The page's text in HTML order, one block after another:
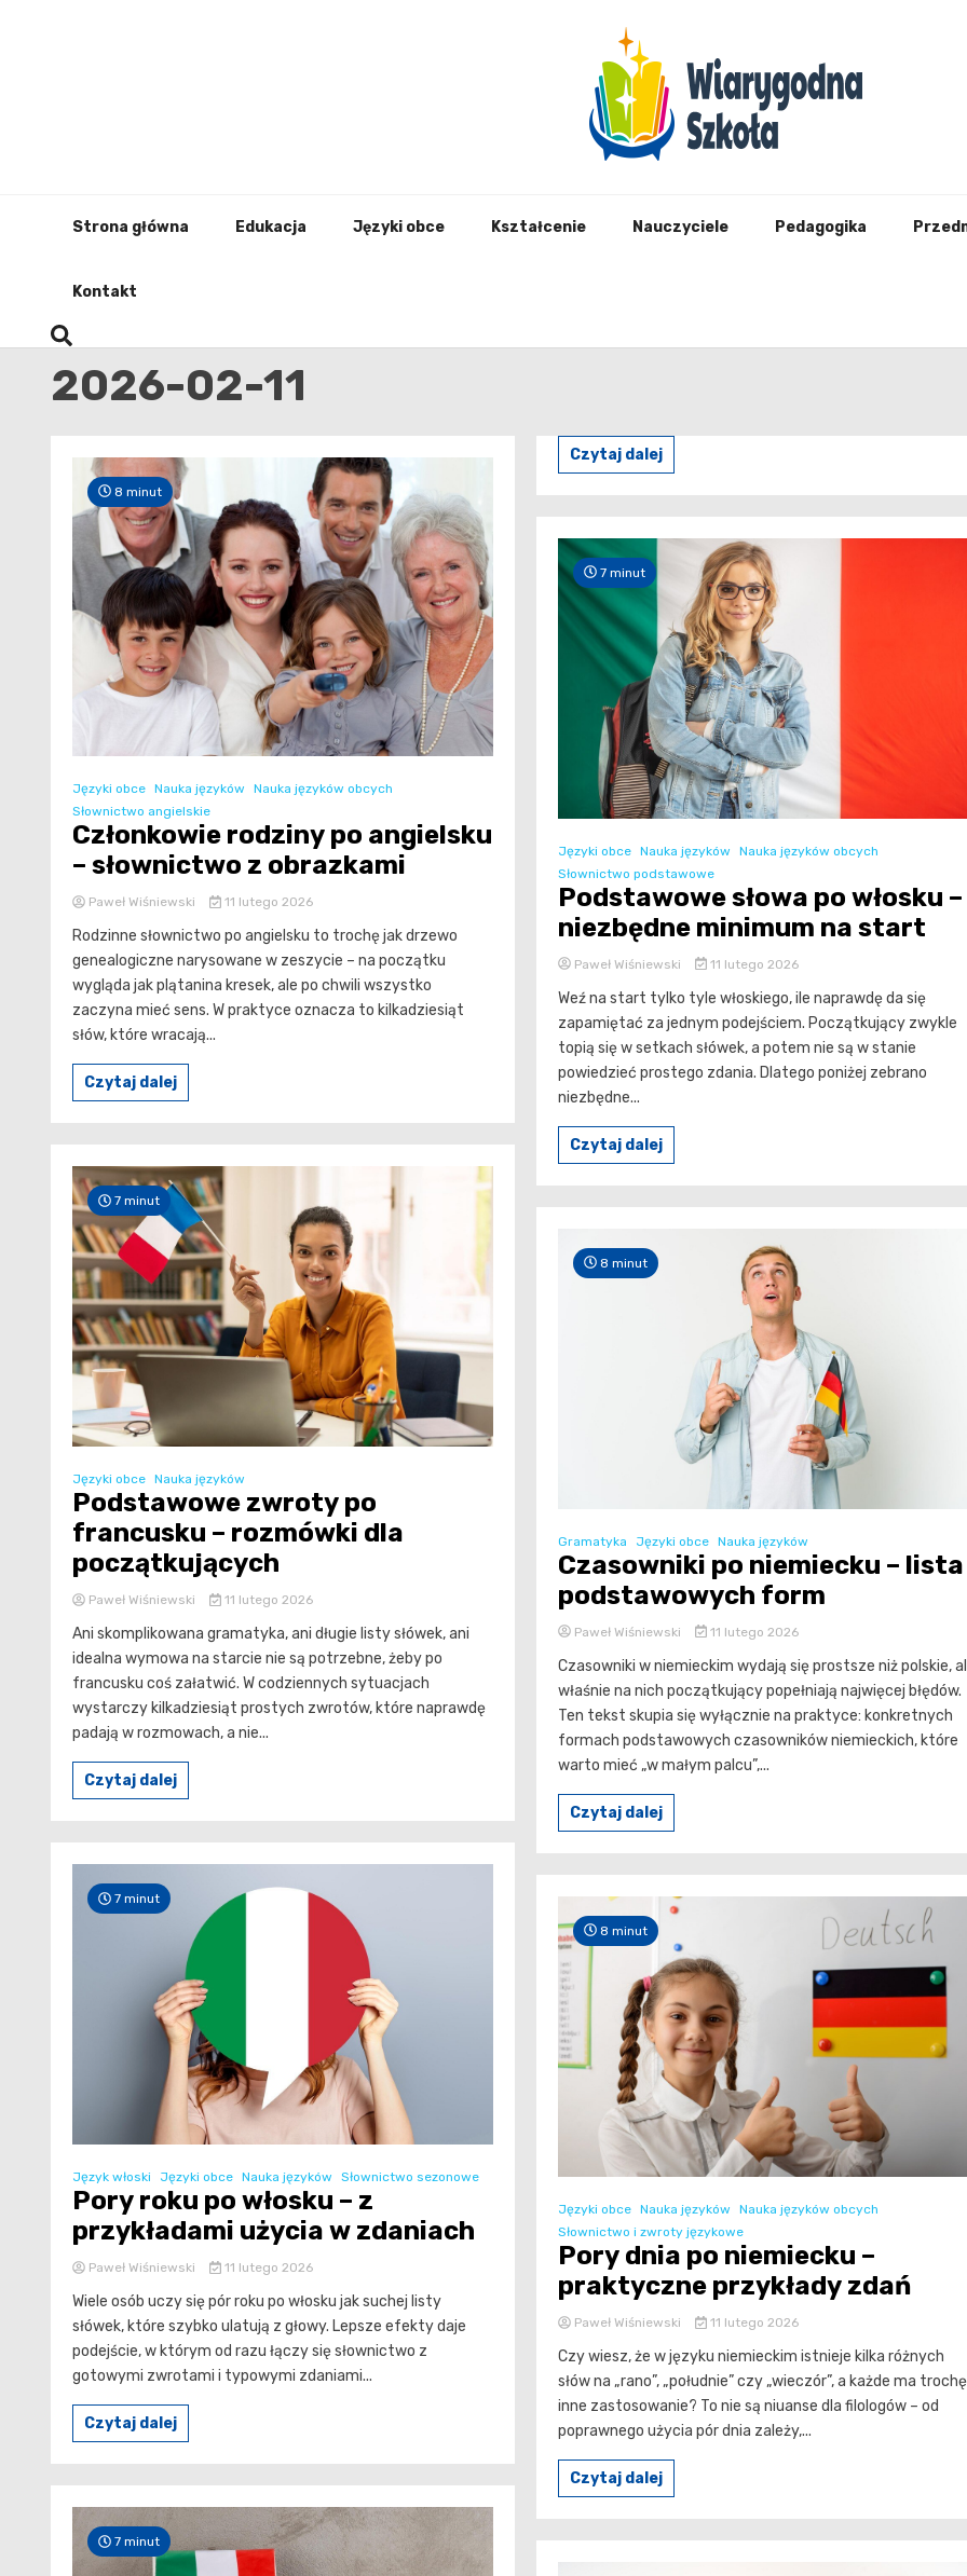
Strona główna Edukacja Języki obce Kształcenie Nauczyciele Pedagogika
Kontakt
2026-02-11
8 minut
Języki obce Nauka języków
Nauka języków obcych
Słownictwo angielskie
Członkowie rodziny po angielsku
– słownictwo z obrazkami
Paweł Wiśniewski 11 lutego 2026
Rodzinne słownictwo po angielsku to trochę jak drzewo
genealogiczne narysowane w zeszycie – na początku
wygląda jak plątanina kresek, ale po chwili wszystko
zaczyna mieć sens. W praktyce oznacza to kilkadziesiąt
słów, które wracają...
Czytaj dalej
7 minut
Języki obce Nauka języków
Podstawowe zwroty po
francusku – rozmówki dla
początkujących
Paweł Wiśniewski 11 lutego 2026
Ani skomplikowana gramatyka, ani długie listy słówek, ani
idealna wymowa na starcie nie są potrzebne, żeby po
francusku coś załatwić. W codziennych sytuacjach
wystarczy kilkadziesiąt prostych zwrotów, które naprawdę
padają w rozmowach, a nie...
Czytaj dalej
7 minut
Język włoski Języki obce Nauka języków Słownictwo sezonowe
Pory roku po włosku – z
przykładami użycia w zdaniach
Paweł Wiśniewski 11 lutego 2026
Wiele osób uczy się pór roku po włosku jak suchej listy
słówek, które szybko ulatują z głowy. Lepsze efekty daje
podejście, w którym od razu łączy się słownictwo z
gotowymi zwrotami i typowymi zdaniami...
Czytaj dalej
7 minut
Czytaj dalej
7 minut
Języki obce Nauka języków
Nauka języków obcych
Słownictwo podstawowe
Podstawowe słowa po włosku –
niezbędne minimum na start
Paweł Wiśniewski 11 lutego 2026
Weź na start tylko tyle włoskiego, ile naprawdę da się
zapamiętać za jednym podejściem. Początkujący zwykle
topią się w setkach słówek, a potem nie są w stanie
powiedzieć prostego zdania. Dlatego poniżej zebrano
niezbędne...
Czytaj dalej
8 minut
Gramatyka Języki obce Nauka języków
Czasowniki po niemiecku – lista
podstawowych form
Paweł Wiśniewski 11 lutego 2026
Czasowniki w niemieckim wydają się prostsze niż polskie,
właśnie na nich początkujący popełniają najwięcej błędów.
Ten tekst skupia się wyłącznie na praktyce: konkretnych
formach podstawowych czasowników niemieckich, które
warto mieć „w małym palcu”,...
Czytaj dalej
8 minut
Języki obce Nauka języków
Nauka języków obcych
Słownictwo i zwroty językowe
Pory dnia po niemiecku –
praktyczne przykłady zdań
Paweł Wiśniewski 11 lutego 2026
Czy wiesz, że w języku niemieckim istnieje kilka różnych
słów na „rano”, „południe” czy „wieczór”, a każde ma trochę
inne zastosowanie? To nie są niuanse dla filologów – od
poprawnego użycia pór dnia zależy,...
Czytaj dalej